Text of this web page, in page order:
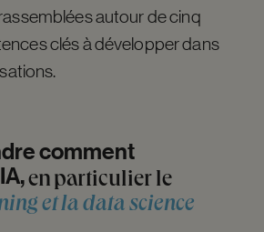
autour de cinq
clés à développer dans
comment
enparticulierle
etladatascience